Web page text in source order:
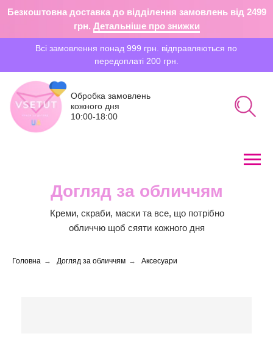
Безкоштовна доставка до відділення замовлень від 2499
Детальніше про знижки
Всі замовлення понад 999 грн. відправляються по
Обробка замовлень
10:00-18:00
Догляд за обличчям
Креми, скраби, маски та все, що потрібно
обличчю щоб сяяти кожного дня
Головна → Догляд за обличчям → Аксесуари